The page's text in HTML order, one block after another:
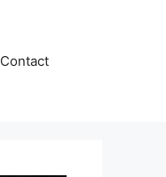
Contact